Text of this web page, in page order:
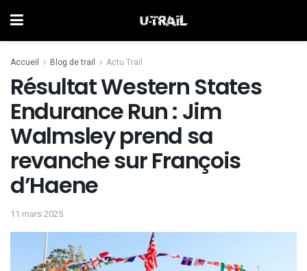
Accueil Blog de trail Actu Trail
Résultat Western States
Endurance Run : Jim
Walmsley prend sa
revanche sur François
d’Haene
11 mars 2025